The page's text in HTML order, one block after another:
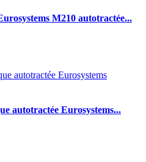
M210 autotractée...
autotractée Eurosystems...